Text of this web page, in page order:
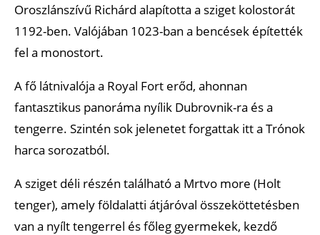
Oroszlánszívű Richárd alapította a sziget kolostorát
1192-ben. Valójában 1023-ban a bencések építették
fel a monostort.
A fő látnivalója a Royal Fort erőd, ahonnan
fantasztikus panoráma nyílik Dubrovnik-ra és a
tengerre. Szintén sok jelenetet forgattak itt a Trónok
harca sorozatból.
A sziget déli részén található a Mrtvo more (Holt
tenger), amely földalatti átjáróval összeköttetésben
van a nyílt tengerrel és főleg gyermekek, kezdő